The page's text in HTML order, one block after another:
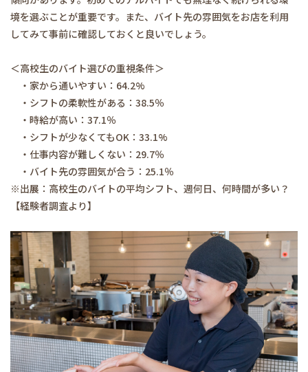
境を選ぶことが重要です。また、バイト先の雰囲気をお店を利用
してみて事前に確認しておくと良いでしょう。
＜高校生のバイト選びの重視条件＞
・家から通いやすい：64.2%
・シフトの柔軟性がある：38.5％
・時給が高い：37.1％
・シフトが少なくてもOK：33.1%
・仕事内容が難しくない：29.7％
・バイト先の雰囲気が合う：25.1％
※出展：高校生のバイトの平均シフト、週何日、何時間が多い？
【経験者調査より】